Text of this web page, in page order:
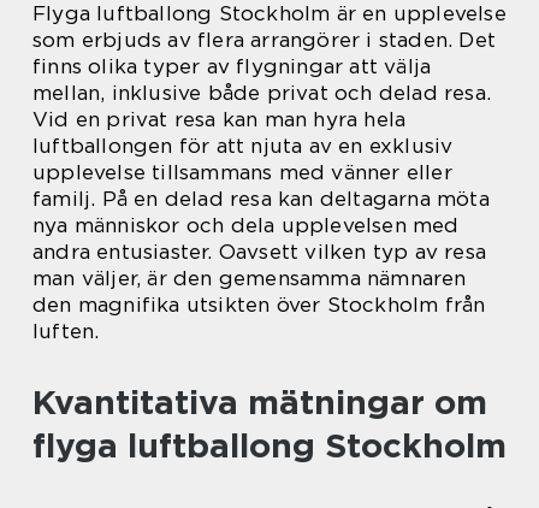
Flyga luftballong Stockholm är en upplevelse
som erbjuds av flera arrangörer i staden. Det
finns olika typer av flygningar att välja
mellan, inklusive både privat och delad resa.
Vid en privat resa kan man hyra hela
luftballongen för att njuta av en exklusiv
upplevelse tillsammans med vänner eller
familj. På en delad resa kan deltagarna möta
nya människor och dela upplevelsen med
andra entusiaster. Oavsett vilken typ av resa
man väljer, är den gemensamma nämnaren
den magnifika utsikten över Stockholm från
luften.
Kvantitativa mätningar om
flyga luftballong Stockholm